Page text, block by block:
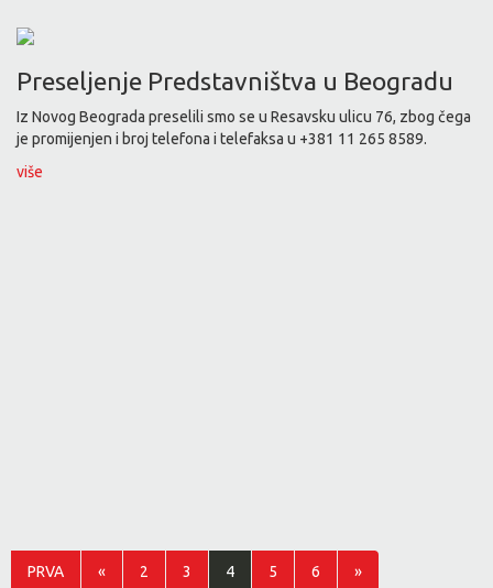
Preseljenje Predstavništva u Beogradu
Iz Novog Beograda preselili smo se u Resavsku ulicu 76, zbog čega
je promijenjen i broj telefona i telefaksa u +381 11 265 8589.
više
PRVA « 2 3 4 5 6 »